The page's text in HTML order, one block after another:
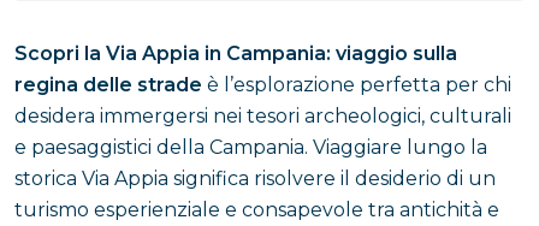
Scopri la Via Appia in Campania: viaggio sulla
regina delle strade è l’esplorazione perfetta per chi
desidera immergersi nei tesori archeologici, culturali
e paesaggistici della Campania. Viaggiare lungo la
storica Via Appia significa risolvere il desiderio di un
turismo esperienziale e consapevole tra antichità e